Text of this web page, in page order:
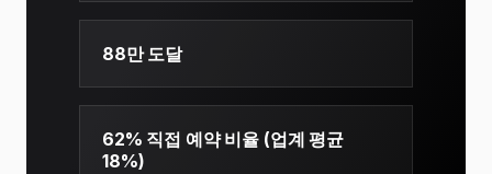
88만 도달
62% 직접 예약 비율 (업계 평균
18%)